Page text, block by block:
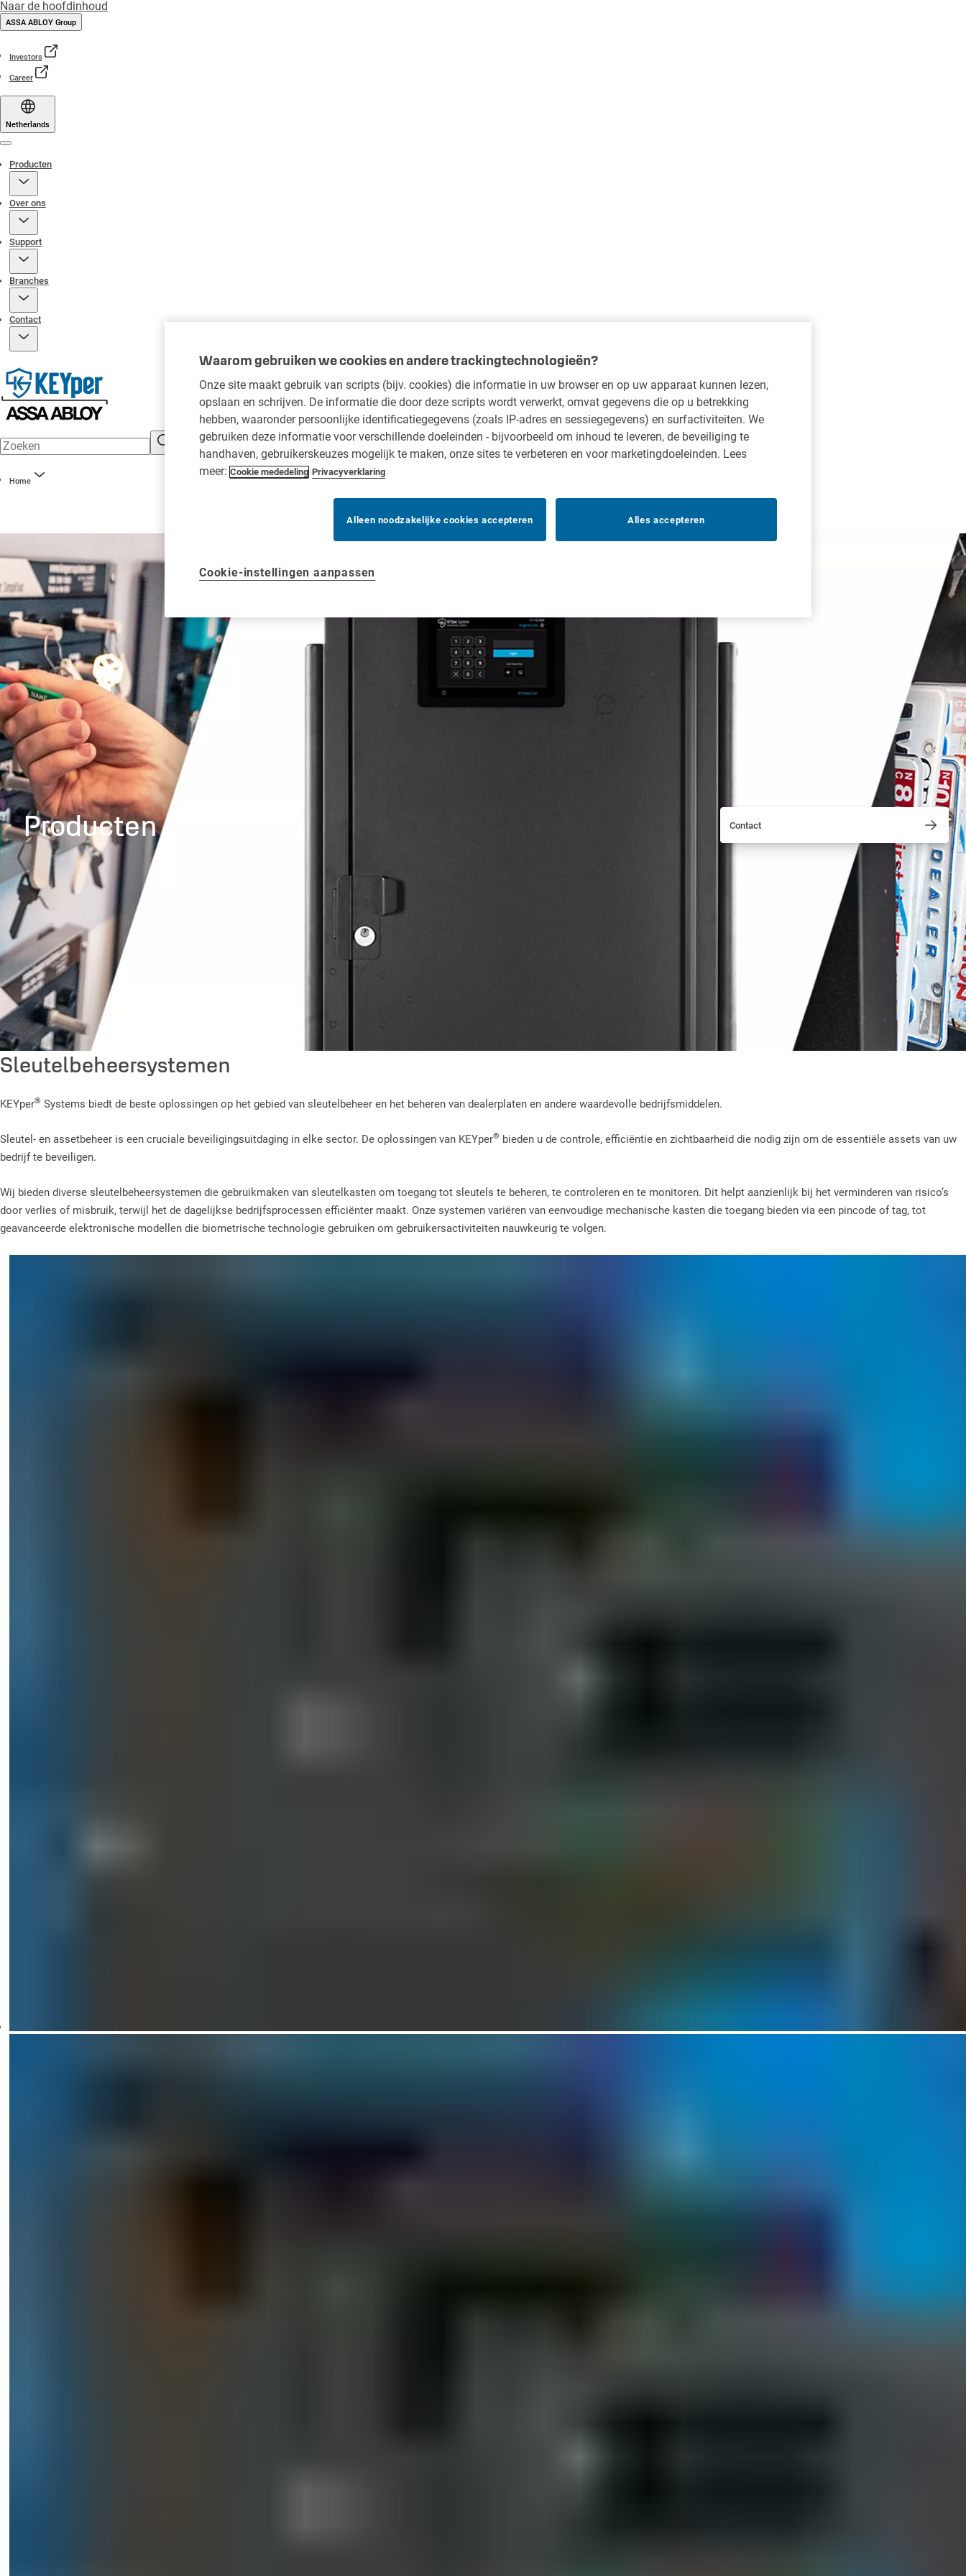
Naar de hoofdinhoud
ASSA ABLOY Group
Investors
Career
Netherlands
Producten
Over ons
Support
Branches
Contact
Home
Producten Contact
Sleutelbeheersystemen
KEYper® Systems biedt de beste oplossingen op het gebied van sleutelbeheer en het beheren van dealerplaten en andere waardevolle bedrijfsmiddelen.
Sleutel- en assetbeheer is een cruciale beveiligingsuitdaging in elke sector. De oplossingen van KEYper® bieden u de controle, efficiëntie en zichtbaarheid die nodig zijn om de essentiële assets van uw
bedrijf te beveiligen.
Wij bieden diverse sleutelbeheersystemen die gebruikmaken van sleutelkasten om toegang tot sleutels te beheren, te controleren en te monitoren. Dit helpt aanzienlijk bij het verminderen van risico’s
door verlies of misbruik, terwijl het de dagelijkse bedrijfsprocessen efficiënter maakt. Onze systemen variëren van eenvoudige mechanische kasten die toegang bieden via een pincode of tag, tot
geavanceerde elektronische modellen die biometrische technologie gebruiken om gebruikersactiviteiten nauwkeurig te volgen.
Waarom gebruiken we cookies en andere trackingtechnologieën?
Onze site maakt gebruik van scripts (bijv. cookies) die informatie in uw browser en op uw apparaat kunnen lezen,
opslaan en schrijven. De informatie die door deze scripts wordt verwerkt, omvat gegevens die op u betrekking
hebben, waaronder persoonlijke identificatiegegevens (zoals IP-adres en sessiegegevens) en surfactiviteiten. We
gebruiken deze informatie voor verschillende doeleinden - bijvoorbeeld om inhoud te leveren, de beveiliging te
handhaven, gebruikerskeuzes mogelijk te maken, onze sites te verbeteren en voor marketingdoeleinden. Lees
meer: Cookie mededeling Privacyverklaring
Alleen noodzakelijke cookies accepteren Alles accepteren
Cookie-instellingen aanpassen